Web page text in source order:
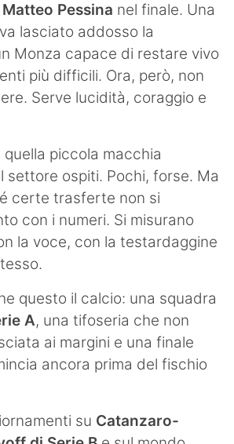
Matteo Pessina nel finale. Una
lasciato addosso la
Monza capace di restare vivo
più difficili. Ora, però, non
Serve lucidità, coraggio e
quella piccola macchia
settore ospiti. Pochi, forse. Ma
certe trasferte non si
con i numeri. Si misurano
la voce, con la testardaggine
questo il calcio: una squadra
A, una tifoseria che non
ai margini e una finale
ancora prima del fischio
su Catanzaro-